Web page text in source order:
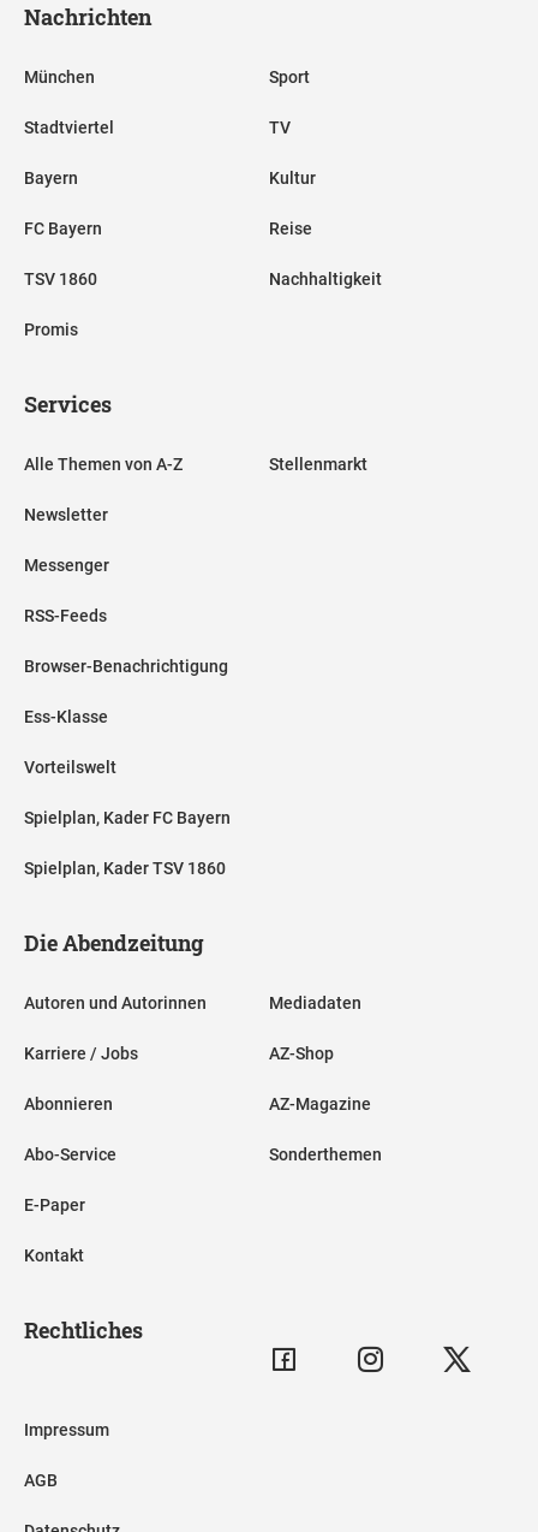
Nachrichten
München
Stadtviertel
Bayern
FC Bayern
TSV 1860
Promis
Sport
TV
Kultur
Reise
Nachhaltigkeit
Services
Alle Themen von A-Z
Newsletter
Messenger
RSS-Feeds
Browser-Benachrichtigung
Ess-Klasse
Vorteilswelt
Spielplan, Kader FC Bayern
Spielplan, Kader TSV 1860
Stellenmarkt
Die Abendzeitung
Autoren und Autorinnen
Karriere / Jobs
Abonnieren
Abo-Service
E-Paper
Kontakt
Mediadaten
AZ-Shop
AZ-Magazine
Sonderthemen
Rechtliches
Impressum
AGB